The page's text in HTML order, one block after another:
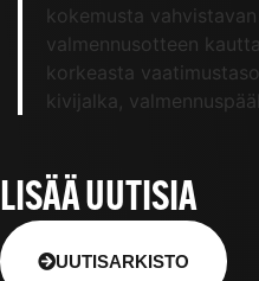
kokemusta
valmennusotteen
korkeasta
kivijalka,
LISÄÄ UUTISIA
UUTISARKISTO